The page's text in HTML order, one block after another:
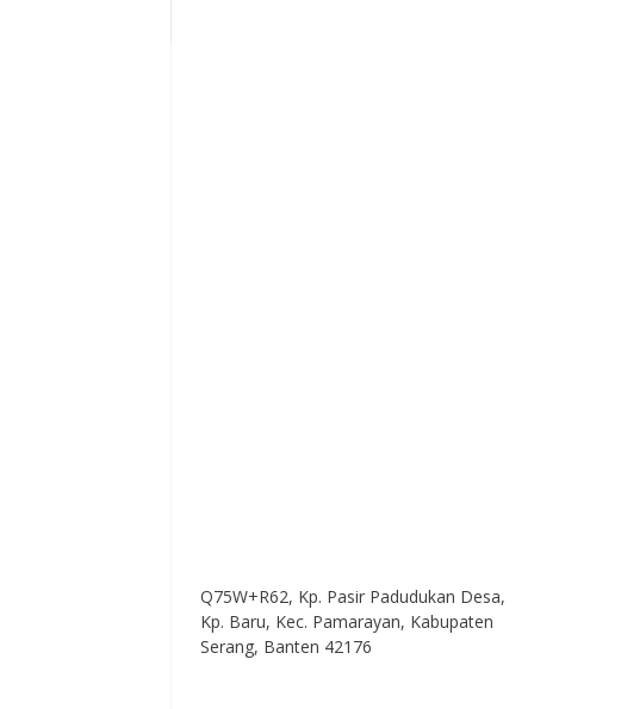
Q75W+R62, Kp. Pasir Padudukan Desa,
Kp. Baru, Kec. Pamarayan, Kabupaten
Serang, Banten 42176